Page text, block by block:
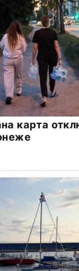
карта